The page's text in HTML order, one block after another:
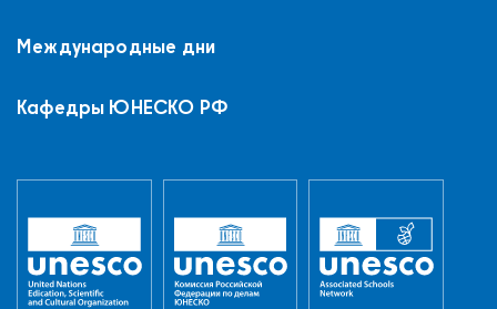
Международные дни
Кафедры ЮНЕСКО РФ